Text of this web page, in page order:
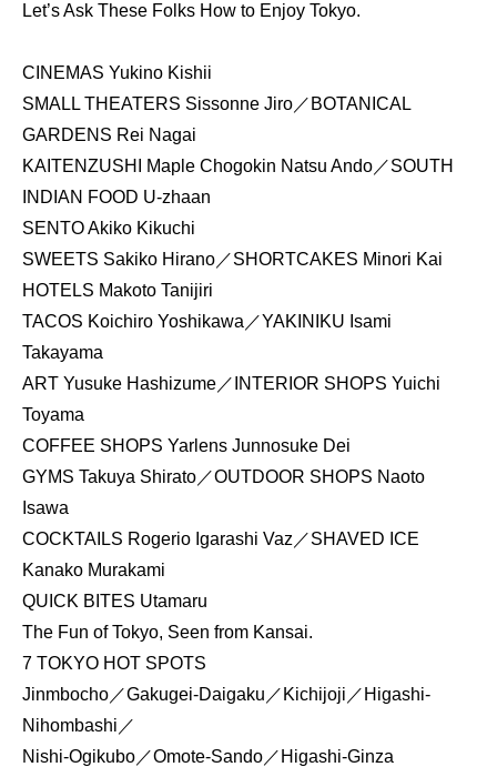
Let’s Ask These Folks How to Enjoy Tokyo.
CINEMAS Yukino Kishii
SMALL THEATERS Sissonne Jiro／BOTANICAL
GARDENS Rei Nagai
KAITENZUSHI Maple Chogokin Natsu Ando／SOUTH
INDIAN FOOD U-zhaan
SENTO Akiko Kikuchi
SWEETS Sakiko Hirano／SHORTCAKES Minori Kai
HOTELS Makoto Tanijiri
TACOS Koichiro Yoshikawa／YAKINIKU Isami
Takayama
ART Yusuke Hashizume／INTERIOR SHOPS Yuichi
Toyama
COFFEE SHOPS Yarlens Junnosuke Dei
GYMS Takuya Shirato／OUTDOOR SHOPS Naoto
Isawa
COCKTAILS Rogerio Igarashi Vaz／SHAVED ICE
Kanako Murakami
QUICK BITES Utamaru
The Fun of Tokyo, Seen from Kansai.
7 TOKYO HOT SPOTS
Jinmbocho／Gakugei-Daigaku／Kichijoji／Higashi-
Nihombashi／
Nishi-Ogikubo／Omote-Sando／Higashi-Ginza